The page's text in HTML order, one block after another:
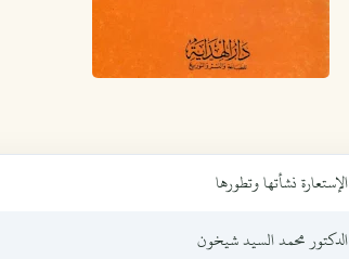
الإستعارة نشأتها وتطورها
الدكتور محمد السيد شيخون